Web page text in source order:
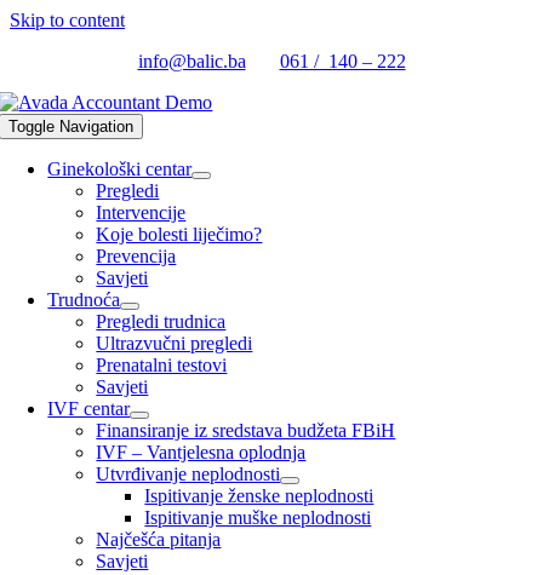
Skip to content
info@balic.ba
061 / 140 – 222
Toggle Navigation
Ginekološki centar
Pregledi
Intervencije
Koje bolesti liječimo?
Prevencija
Savjeti
Trudnoća
Pregledi trudnica
Ultrazvučni pregledi
Prenatalni testovi
Savjeti
IVF centar
Finansiranje iz sredstava budžeta FBiH
IVF – Vantjelesna oplodnja
Utvrđivanje neplodnosti
Ispitivanje ženske neplodnosti
Ispitivanje muške neplodnosti
Najčešća pitanja
Savjeti